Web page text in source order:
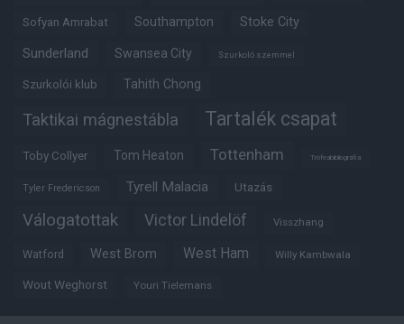
Sofyan Amrabat Southampton Stoke City
Sunderland Swansea City Szurkoló szemmel
Szurkolói klub Tahith Chong
Taktikai mágnestábla Tartalék csapat
Toby Collyer Tom Heaton Tottenham Trófeabibliográfia
Tyler Fredericson Tyrell Malacia Utazás
Válogatottak Victor Lindelöf Visszhang
Watford West Brom West Ham Willy Kambwala
Wout Weghorst Youri Tielemans